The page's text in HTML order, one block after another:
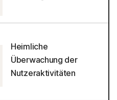
Heimliche
Überwachung der
Nutzeraktivitäten